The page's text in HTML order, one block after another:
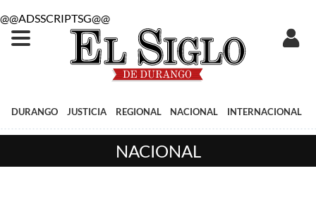
@@ADSSCRIPTSG@@
DURANGO JUSTICIA REGIONAL NACIONAL INTERNACIONAL
NACIONAL